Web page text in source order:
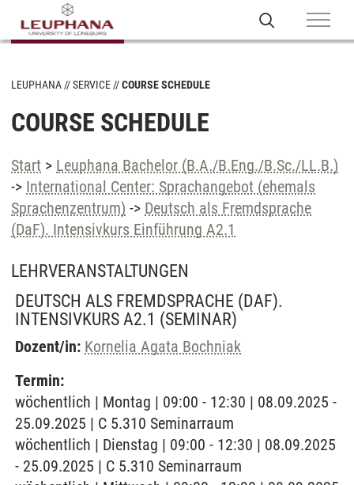
LEUPHANA SERVICE COURSE SCHEDULE
COURSE SCHEDULE
Start > Leuphana Bachelor (B.A./B.Eng./B.Sc./LL.B.)
-> International Center: Sprachangebot (ehemals
Sprachenzentrum) -> Deutsch als Fremdsprache
(DaF). Intensivkurs Einführung A2.1
LEHRVERANSTALTUNGEN
DEUTSCH ALS FREMDSPRACHE (DAF).
INTENSIVKURS A2.1 (SEMINAR)
Dozent/in: Kornelia Agata Bochniak
Termin:
wöchentlich | Montag | 09:00 - 12:30 | 08.09.2025 -
25.09.2025 | C 5.310 Seminarraum
wöchentlich | Dienstag | 09:00 - 12:30 | 08.09.2025
- 25.09.2025 | C 5.310 Seminarraum